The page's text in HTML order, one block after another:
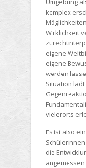
komplex
Wirklichkeit
eigene
eigene
werden
Situation
vielerorts
Es ist also
die